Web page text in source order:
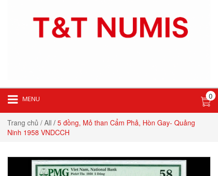
MENU 0
Trang chủ / All / 5 đồng, Mỏ than Cẩm Phả, Hòn Gay- Quảng
Ninh 1958 VNDCCH